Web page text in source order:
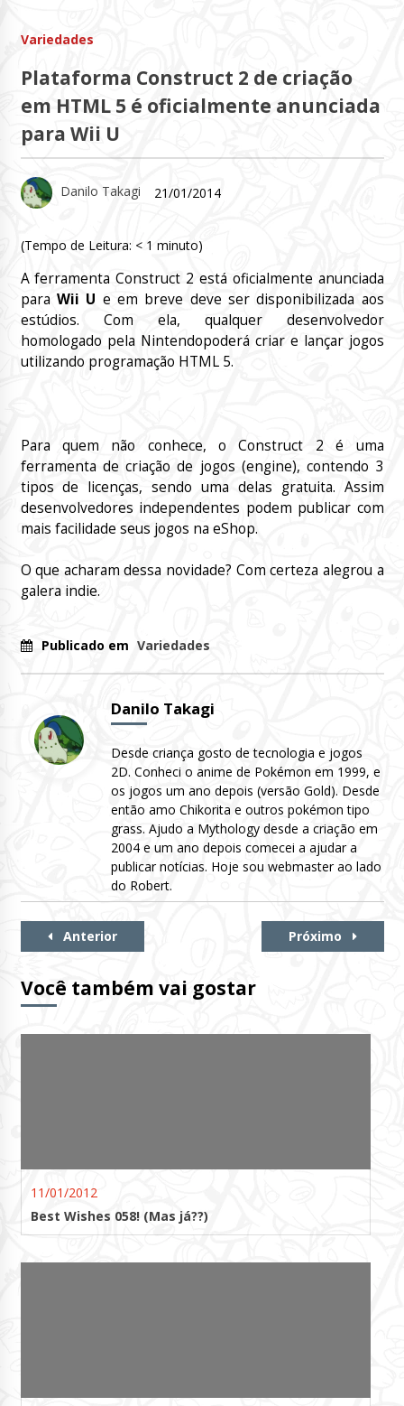
Variedades
Plataforma Construct 2 de criação
em HTML 5 é oficialmente anunciada
para Wii U
Danilo Takagi 21/01/2014
(Tempo de Leitura: < 1 minuto)
A ferramentaConstruct 2 está oficialmente anunciada
para Wii U e em breve deve ser disponibilizada aos
estúdios. Com ela, qualquer desenvolvedor
homologado pela Nintendopoderá criar e lançar jogos
utilizando programação HTML 5.
Para quem não conhece, oConstruct 2 é uma
ferramenta de criação de jogos (engine), contendo 3
tipos de licenças, sendo uma delas gratuita. Assim
desenvolvedores independentes podem publicar com
mais facilidade seus jogos na eShop.
O que acharam dessa novidade? Com certeza alegrou a
galera indie.
Publicado em Variedades
Danilo Takagi
Desde criança gosto de tecnologia e jogos
2D. Conheci o anime de Pokémon em 1999, e
os jogos um ano depois (versão Gold). Desde
então amo Chikorita e outros pokémon tipo
grass. Ajudo a Mythology desde a criação em
2004 e um ano depois comecei a ajudar a
publicar notícias. Hoje sou webmaster ao lado
do Robert.
Continue
Anterior Próximo
Você também vai gostar
11/01/2012
Best Wishes 058! (Mas já??)